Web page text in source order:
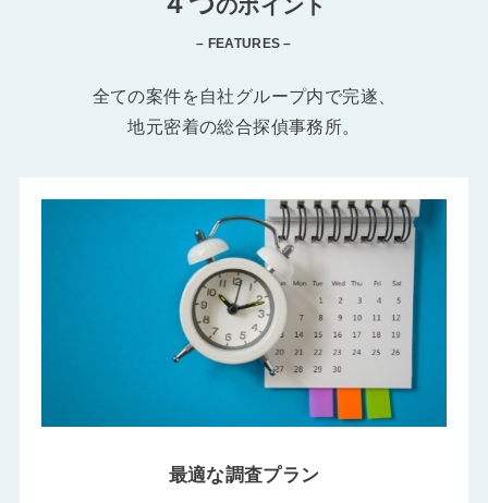
のポイント
– FEATURES –
全ての案件を自社グループ内で完遂、
地元密着の総合探偵事務所。
最適な調査プラン